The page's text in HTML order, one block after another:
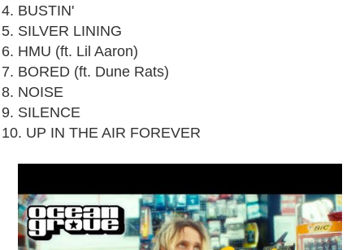
4. BUSTIN'
5. SILVER LINING
6. HMU (ft. Lil Aaron)
7. BORED (ft. Dune Rats)
8. NOISE
9. SILENCE
10. UP IN THE AIR FOREVER